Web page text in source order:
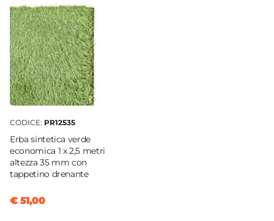
Apertura
A scorrimento
Estensione Massima
240 cm
Sezione Gambe
6 x 6 cm
CODICE: PR12535
Erba sintetica verde
economica 1 x 2,5 metri
altezza 35 mm con
tappetino drenante
€ 51,00